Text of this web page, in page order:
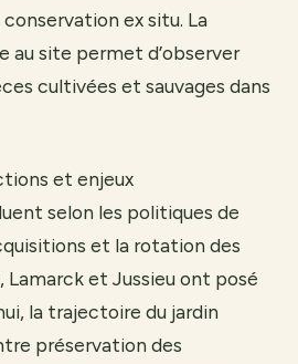
ex situ. La
au site permet d’observer
cultivées et sauvages dans
et enjeux
selon les politiques de
et la rotation des
et Jussieu ont posé
la trajectoire du jardin
préservation des